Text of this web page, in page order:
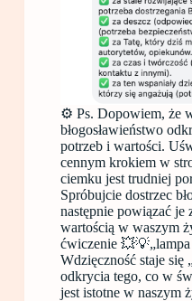
⚙️ Ps. Dopowiem, że
błogosławieństwo
potrzeb i wartości.
cennym krokiem w
ciemku jest trudniej
Spróbujcie dostrzec
następnie powiązać je
wartością w waszym
ćwiczenie
Wdzięczność staje się
odkrycia tego, co w
jest istotne w naszym